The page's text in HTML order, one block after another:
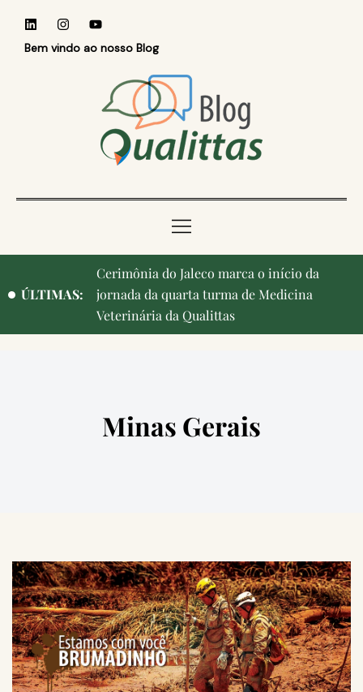
Bem vindo ao nosso Blog
ÚLTIMAS:
Cerimônia do Jaleco marca o início da
jornada da quarta turma de Medicina
Veterinária da Qualittas
Minas Gerais